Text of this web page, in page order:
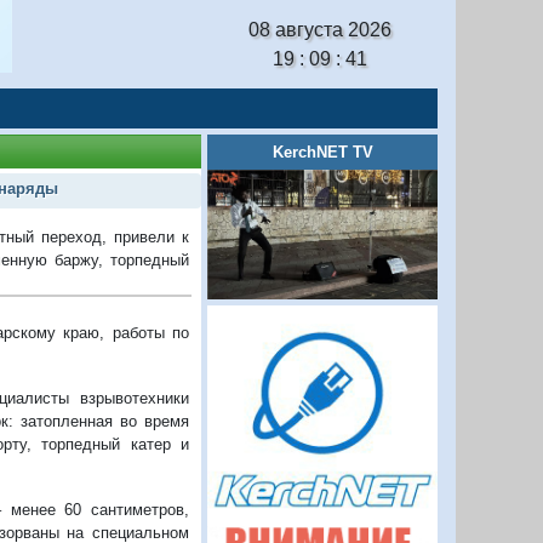
08 августа 2026
19 : 09 : 42
переход, привели к
баржу, торпедный
краю, работы по
взрывотехники
затопленная во время
торпедный катер и
60 сантиметров,
на специальном
KerchNET TV